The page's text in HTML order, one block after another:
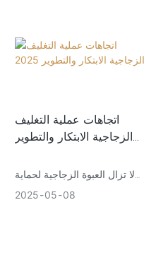
والتعبئة والتغليف. فيما يلي شرح
مفصل لعملية إنتاج الزجاجات
اتجاهات عملية التغليف
الزجاجية الابتكار والتطوير
لا تزال العبوة الزجاجية لحماية
البيئة والختام الكيميائي والملمس
2025 05 08